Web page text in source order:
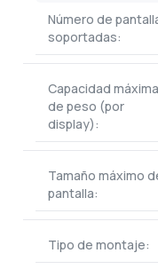
Número de
soportadas:
Capacidad máxima
de peso (por
display):
Tamaño máximo
pantalla:
Tipo de montaje: